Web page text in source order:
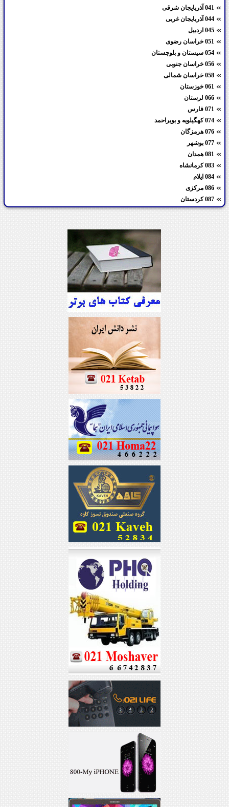
041 آذربایجان شرقی
044 آذربایجان غربی
045 اردبیل
051 خراسان رضوی
054 سیستان و بلوچستان
056 خراسان جنوبی
058 خراسان شمالی
061 خوزستان
066 لرستان
071 فارس
074 کهگیلویه و بویراحمد
076 هرمزگان
077 بوشهر
081 همدان
083 کرمانشاه
084 ایلام
086 مرکزی
087 کردستان